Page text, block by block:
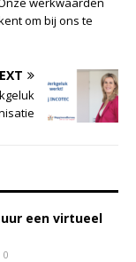
om bij ons te
een virtueel
0